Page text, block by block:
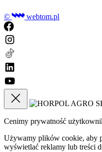
© webtom.pl
Cenimy prywatność
Używamy plików cookie, aby
wyświetlać reklamy lub treści